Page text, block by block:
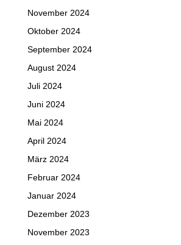
November 2024
Oktober 2024
September 2024
August 2024
Juli 2024
Juni 2024
Mai 2024
April 2024
März 2024
Februar 2024
Januar 2024
Dezember 2023
November 2023